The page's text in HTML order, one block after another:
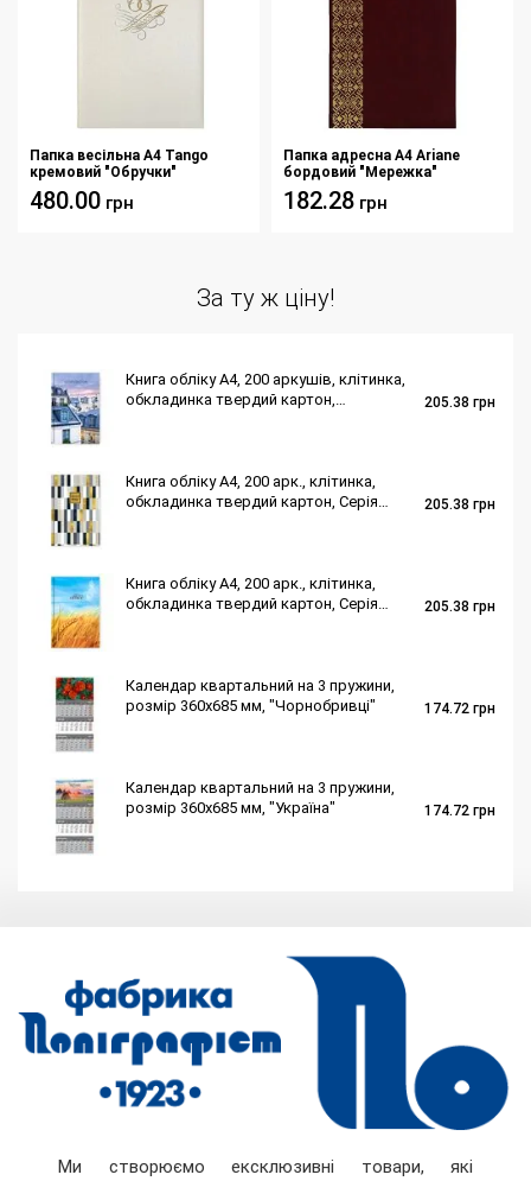
Папка весільна А4 Tango
кремовий "Обручки"
480.00 грн
Папка адресна А4 Ariane
бордовий "Мережка"
182.28 грн
За ту ж ціну!
Книга обліку А4, 200 аркушів, клітинка,
обкладинка твердий картон,
205.38 грн
Книга обліку А4, 200 арк., клітинка,
обкладинка твердий картон, Серія
205.38 грн
Книга обліку А4, 200 арк., клітинка,
обкладинка твердий картон, Серія
205.38 грн
Календар квартальний на 3 пружини,
розмір 360х685 мм, "Чорнобривці"
174.72 грн
Календар квартальний на 3 пружини,
розмір 360х685 мм, "Україна"
174.72 грн
Ми створюємо ексклюзивні товари, які